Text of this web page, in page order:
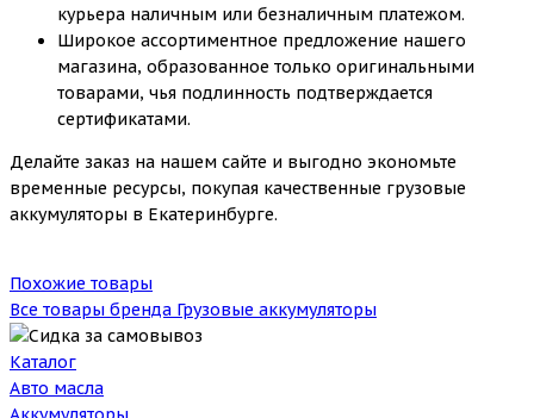
курьера наличным или безналичным платежом.
Широкое ассортиментное предложение нашего
магазина, образованное только оригинальными
товарами, чья подлинность подтверждается
сертификатами.
Делайте заказ на нашем сайте и выгодно экономьте
временные ресурсы, покупая качественные грузовые
аккумуляторы в Екатеринбурге.
Похожие товары
Все товары бренда Грузовые аккумуляторы
Каталог
Авто масла